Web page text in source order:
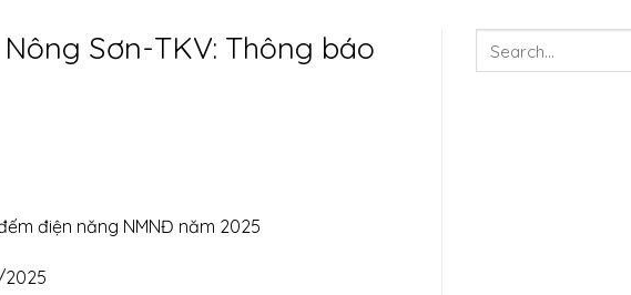
Sơn-TKV: Thông báo
điện năng NMNĐ năm 2025
2025